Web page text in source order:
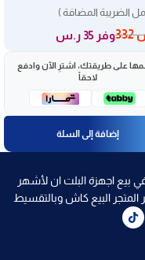
الضريبة المضافة )
332 وفر 35 ر.س
على طريقتك، اشترِ الآن وادفع
لاحقاً
إضافة إلى السلة
بيع اجهزة البلت ان لأشهر
المتجر البيع كاش وبالتقسيط